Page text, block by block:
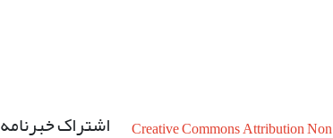
Creative Commons Attribution Non اشتراک خبرنامه